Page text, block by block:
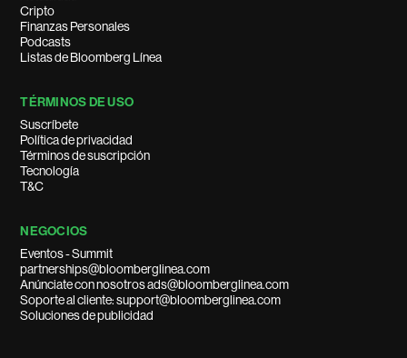
Cripto
Finanzas Personales
Podcasts
Listas de Bloomberg Línea
TÉRMINOS DE USO
Suscríbete
Política de privacidad
Términos de suscripción
Tecnología
T&C
NEGOCIOS
Eventos - Summit
partnerships@bloomberglinea.com
Anúnciate con nosotros ads@bloomberglinea.com
Soporte al cliente: support@bloomberglinea.com
Soluciones de publicidad